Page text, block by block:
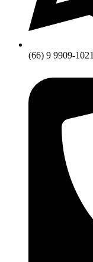
(66) 9 9909-1021